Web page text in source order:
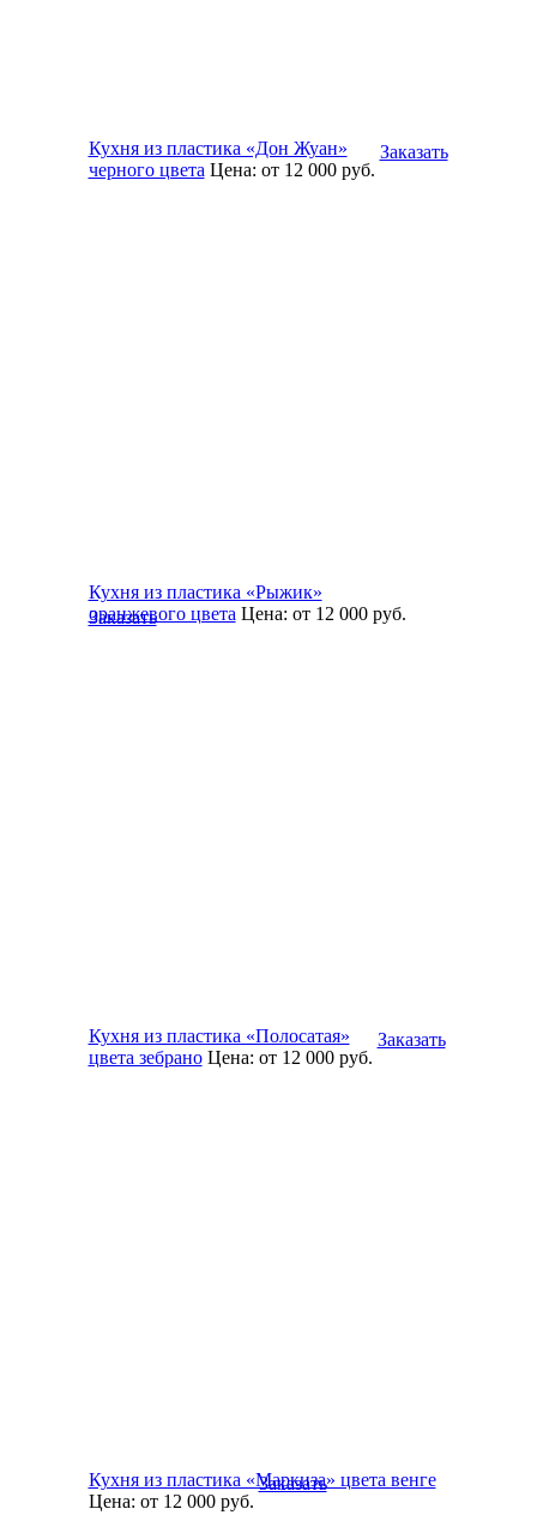
Кухня из пластика «Дон Жуан»
черного цвета Цена: от 12 000руб.
Заказать
Кухня из пластика «Рыжик»
оранжевого цвета Цена: от 12 000руб.
Заказать
Кухня из пластика «Полосатая»
цвета зебрано Цена: от 12 000руб.
Заказать
Кухня из пластика «Маркиза» цвета венге
Цена: от 12 000руб.
Заказать